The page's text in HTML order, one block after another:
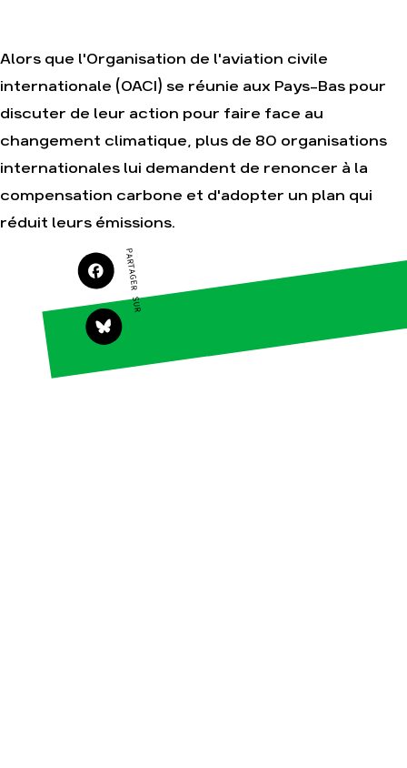
Agir
terrain
Agir au quotidien
Soutenir les
Transmettre tout
ou partie de son
patrimoine
Télécharger
gratuitement les
guides éco-
citoyens
Nos
Climat – Énergie
Surproduction
Agriculture
Forêts
Alors que l'Organisation de l'aviation civile
internationale (OACI) se réunie aux Pays-Bas pour
discuter de leur action pour faire face au
changement climatique, plus de 80 organisations
internationales lui demandent de renoncer à la
compensation carbone et d'adopter un plan qui
réduit leurs émissions.
PARTAGER SUR